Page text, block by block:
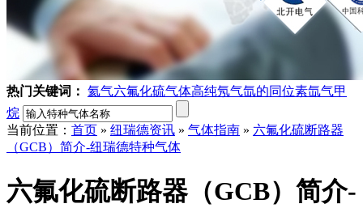
热门关键词： 氦气六氟化硫气体高纯氖气氙的同位素氙气甲
烷
当前位置： 首页 » 纽瑞德资讯 » 气体指南 » 六氟化硫断路器
（GCB）简介-纽瑞德特种气体
六氟化硫断路器（GCB）简介-